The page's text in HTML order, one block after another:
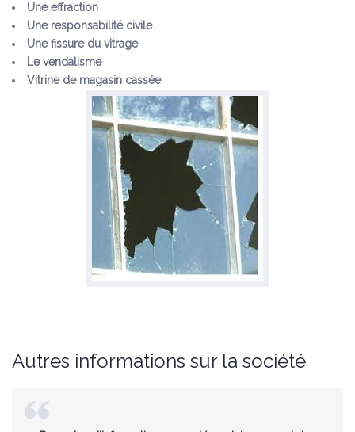
Une effraction
Une responsabilité civile
Une fissure du vitrage
Le vendalisme
Vitrine de magasin cassée
Autres informations sur la société